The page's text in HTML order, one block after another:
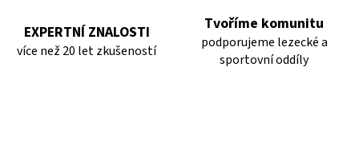
EXPERTNÍ ZNALOSTI
více než 20 let zkušeností
Tvoříme komunitu
podporujeme lezecké a
sportovní oddíly